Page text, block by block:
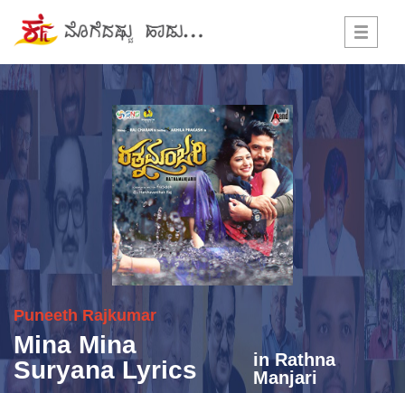
Toggle
Puneeth Rajkumar
Mina Mina
Suryana Lyrics
inRathna
Manjari